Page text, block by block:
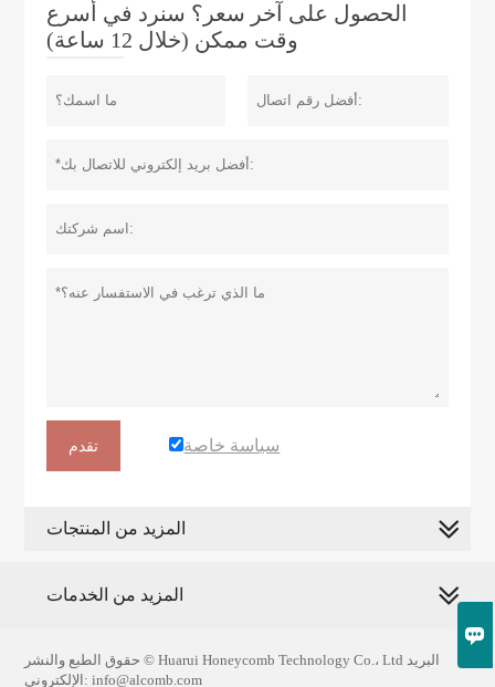

الحصول على آخر سعر؟ سنرد في أسرع
وقت ممكن (خلال 12 ساعة)
تقدم سياسة خاصة
المزيد من المنتجات
المزيد من الخدمات
حقوق الطبع والنشر © Huarui Honeycomb Technology Co.، Ltd البريد
الإلكتروني: info@alcomb.com